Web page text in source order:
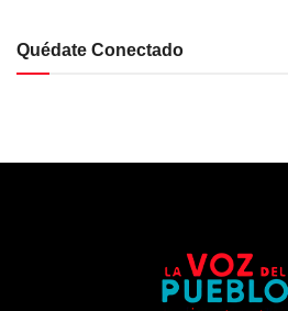
Quédate Conectado